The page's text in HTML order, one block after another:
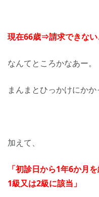
現在66歳⇒請求できない
なんてところかなあー。
まんまとひっかけにかか
加えて、
「初診日から1年6か月
1級又は2級に該当」